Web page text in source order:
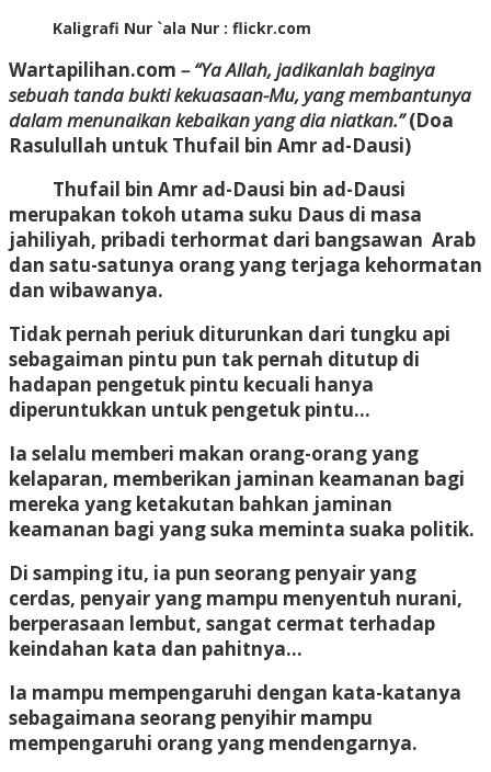
Kaligrafi Nur `ala Nur : flickr.com
Wartapilihan.com – “Ya Allah, jadikanlah baginya
sebuah tanda bukti kekuasaan-Mu, yang membantunya
dalam menunaikan kebaikan yang dia niatkan.”(Doa
Rasulullah untuk Thufail bin Amr ad-Dausi)
Thufail bin Amr ad-Dausi bin ad-Dausi
merupakan tokoh utama suku Daus di masa
jahiliyah, pribadi terhormat dari bangsawan Arab
dan satu-satunya orang yang terjaga kehormatan
dan wibawanya.
Tidak pernah periuk diturunkan dari tungku api
sebagaiman pintu pun tak pernah ditutup di
hadapan pengetuk pintu kecuali hanya
diperuntukkan untuk pengetuk pintu…
Ia selalu memberi makan orang-orang yang
kelaparan, memberikan jaminan keamanan bagi
mereka yang ketakutan bahkan jaminan
keamanan bagi yang suka meminta suaka politik.
Di samping itu, ia pun seorang penyair yang
cerdas, penyair yang mampu menyentuh nurani,
berperasaan lembut, sangat cermat terhadap
keindahan kata dan pahitnya…
Ia mampu mempengaruhi dengan kata-katanya
sebagaimana seorang penyihir mampu
mempengaruhi orang yang mendengarnya.